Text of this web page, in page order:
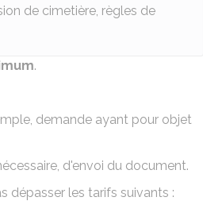
de cimetière, règles de
.
demande ayant pour objet
d'envoi du document.
dépasser les tarifs suivants :